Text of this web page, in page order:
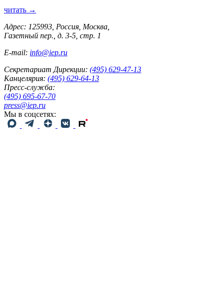
читать →
Адрес: 125993, Россия, Москва,
Газетный пер., д. 3-5, стр. 1
E-mail: info@iep.ru
Секретариат Дирекции: (495) 629-47-13
Канцелярия: (495) 629-64-13
Пресс-служба:
(495) 695-67-70
press@iep.ru
Мы в соцсетях: